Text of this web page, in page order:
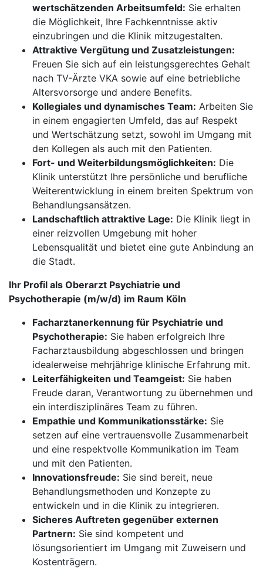
wertschätzenden Arbeitsumfeld: Sie erhalten
die Möglichkeit, Ihre Fachkenntnisse aktiv
einzubringen und die Klinik mitzugestalten.
Attraktive Vergütung und Zusatzleistungen:
Freuen Sie sich auf ein leistungsgerechtes Gehalt
nach TV-Ärzte VKA sowie auf eine betriebliche
Altersvorsorge und andere Benefits.
Kollegiales und dynamisches Team: Arbeiten Sie
in einem engagierten Umfeld, das auf Respekt
und Wertschätzung setzt, sowohl im Umgang mit
den Kollegen als auch mit den Patienten.
Fort- und Weiterbildungsmöglichkeiten: Die
Klinik unterstützt Ihre persönliche und berufliche
Weiterentwicklung in einem breiten Spektrum von
Behandlungsansätzen.
Landschaftlich attraktive Lage: Die Klinik liegt in
einer reizvollen Umgebung mit hoher
Lebensqualität und bietet eine gute Anbindung an
die Stadt.
Ihr Profil als Oberarzt Psychiatrie und
Psychotherapie (m/w/d) im Raum Köln
Facharztanerkennung für Psychiatrie und
Psychotherapie: Sie haben erfolgreich Ihre
Facharztausbildung abgeschlossen und bringen
idealerweise mehrjährige klinische Erfahrung mit.
Leiterfähigkeiten und Teamgeist: Sie haben
Freude daran, Verantwortung zu übernehmen und
ein interdisziplinäres Team zu führen.
Empathie und Kommunikationsstärke: Sie
setzen auf eine vertrauensvolle Zusammenarbeit
und eine respektvolle Kommunikation im Team
und mit den Patienten.
Innovationsfreude: Sie sind bereit, neue
Behandlungsmethoden und Konzepte zu
entwickeln und in die Klinik zu integrieren.
Sicheres Auftreten gegenüber externen
Partnern: Sie sind kompetent und
lösungsorientiert im Umgang mit Zuweisern und
Kostenträgern.